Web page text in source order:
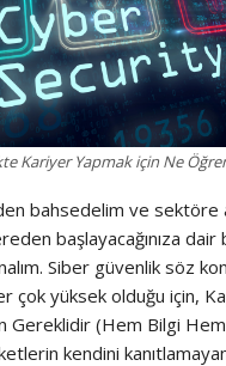
Kariyer Yapmak için Ne
bahsedelim ve sektöre
başlayacağınıza dair
Siber güvenlik söz
çok yüksek olduğu için,
Gereklidir (Hem Bilgi
kendini